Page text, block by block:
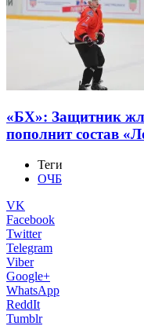
«БХ»: Защитник
пополнит состав
Теги
ОЧБ
VK
Facebook
Twitter
Telegram
Viber
Google+
WhatsApp
ReddIt
Tumblr